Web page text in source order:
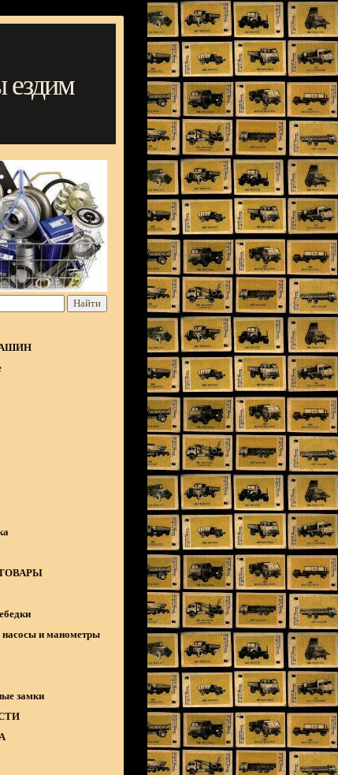
ездим
и манометры
замки